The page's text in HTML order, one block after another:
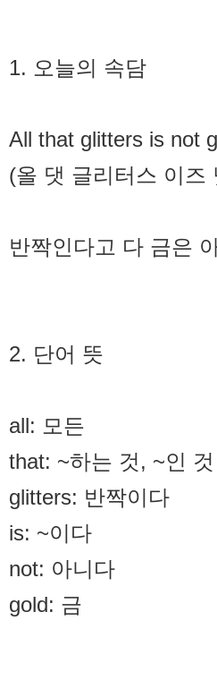
1. 오늘의 속담
All that glitters is not
(올 댓 글리터스 이즈
반짝인다고 다 금은
2. 단어 뜻
all: 모든
that: ~하는 것, ~인 것
glitters: 반짝이다
is: ~이다
not: 아니다
gold: 금